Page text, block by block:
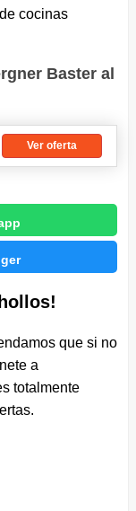
cocinas
Baster al
Ver oferta
que si no
a
totalmente